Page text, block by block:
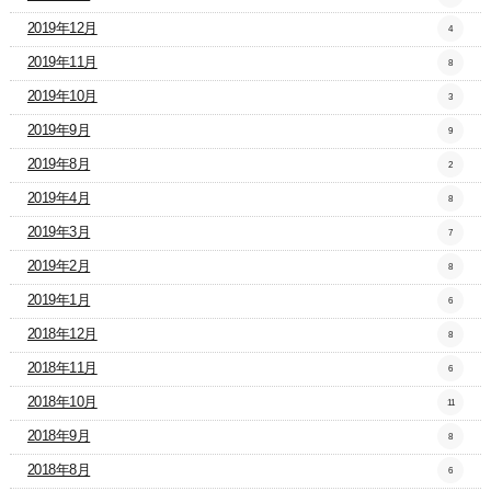
2019年12月 4
2019年11月 8
2019年10月 3
2019年9月 9
2019年8月 2
2019年4月 8
2019年3月 7
2019年2月 8
2019年1月 6
2018年12月 8
2018年11月 6
2018年10月 11
2018年9月 8
2018年8月 6